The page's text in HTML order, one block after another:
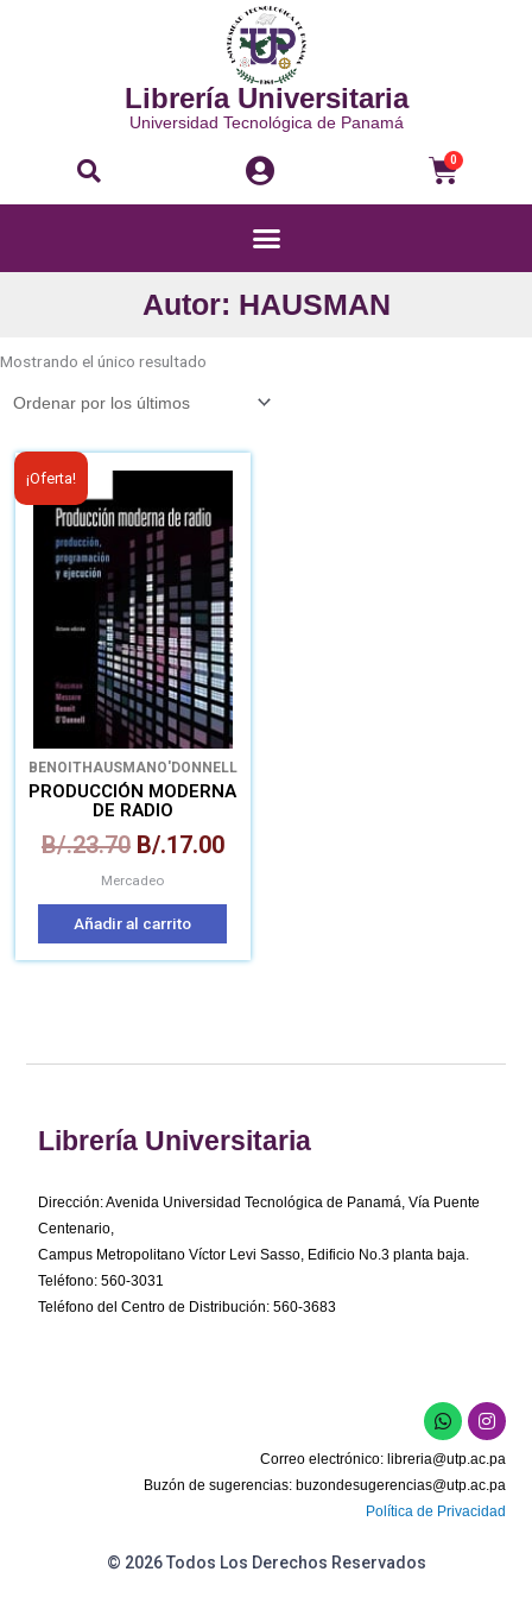
Librería Universitaria
Universidad Tecnológica de Panamá
Buscar 0
Menú
Autor: HAUSMAN
Mostrando el único resultado
¡Oferta!
BENOITHAUSMANO'DONNELL
PRODUCCIÓN MODERNA
DE RADIO
B/.23.70
El
original
era:
B/.23.70.
B/.17.00
El
actual
es:
B/.17.00.
Mercadeo
Añadir al carrito
Librería Universitaria
Dirección: Avenida Universidad Tecnológica de Panamá, Vía Puente
Centenario,
Campus Metropolitano Víctor Levi Sasso, Edificio No.3 planta baja.
Teléfono: 560-3031
Teléfono del Centro de Distribución: 560-3683
W
h
a
t
s
a
p
I
n
s
t
a
g
r
Correo electrónico: libreria@utp.ac.pa
Buzón de sugerencias: buzondesugerencias@utp.ac.pa
Política de Privacidad
© 2026 Todos Los Derechos Reservados